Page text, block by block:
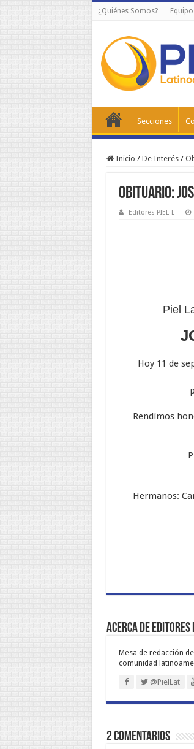
¿Quiénes Somos?
Secciones
Inicio / De Interés /
Obituario:
Editores PIEL-L
Piel
Hoy 11 de
Rendimos
Hermanos:
Acerca de Editores
Mesa de redacción
comunidad
@PielLat
2 comentarios